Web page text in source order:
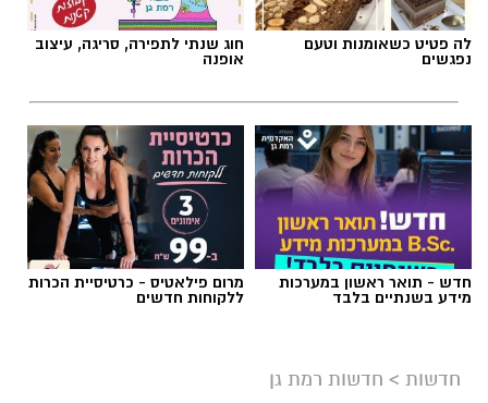
צילום: כבאות והצלה לישראל
לפנות בוקר (שישי) בשלושה מוקדים סמוכים בעיר,
לה פטיט כשאומנות וטעם
נפגשים
חוג שנתי לתפירה, סריגה, עיצוב
אופנה
חדש - תואר ראשון במערכות
מידע בשנתיים בלבד
מרום פילאטיס - כרטיסיית הכרות
ללקוחות חדשים
חדשות > חדשות רמת גן